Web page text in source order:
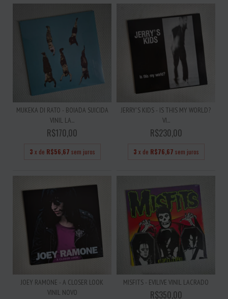
MUKEKA DI RATO - BOIADA SUICIDA
VINIL LA...
R$170,00
3 x de R$56,67 sem juros
JERRY'S KIDS - IS THIS MY WORLD?
VI...
R$230,00
3 x de R$76,67 sem juros
JOEY RAMONE - A CLOSER LOOK
VINIL NOVO
MISFITS - EVILIVE VINIL LACRADO
R$350,00